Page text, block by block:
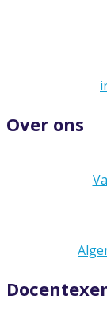
Over ons